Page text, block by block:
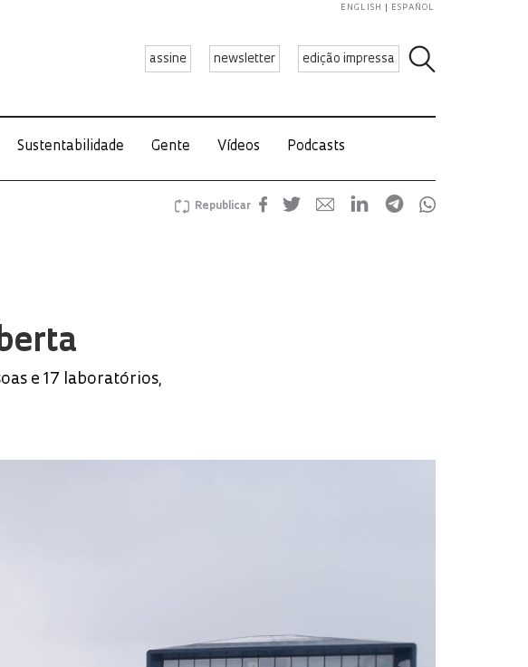
assine newsletter edição impressa
ENGLISH ESPAÑOL
Sustentabilidade Gente Vídeos Podcasts
Republicar
e 17 laboratórios,